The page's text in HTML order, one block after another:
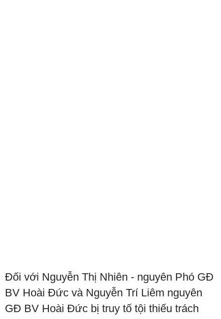
Đối với Nguyễn Thị Nhiên - nguyên Phó GĐ
BV Hoài Đức và Nguyễn Trí Liêm nguyên
GĐ BV Hoài Đức bị truy tố tội thiếu trách